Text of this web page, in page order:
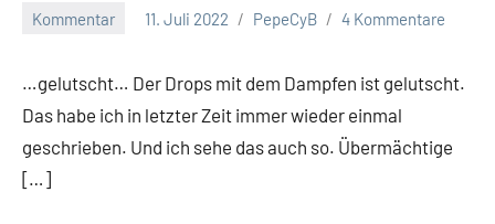
Kommentar 11. Juli 2022 PepeCyB 4 Kommentare
…gelutscht… Der Drops mit dem Dampfen ist gelutscht.
Das habe ich in letzter Zeit immer wieder einmal
geschrieben. Und ich sehe das auch so. Übermächtige
[…]